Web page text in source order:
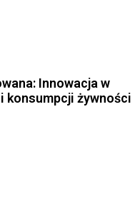
Innowacja w
konsumpcji żywności